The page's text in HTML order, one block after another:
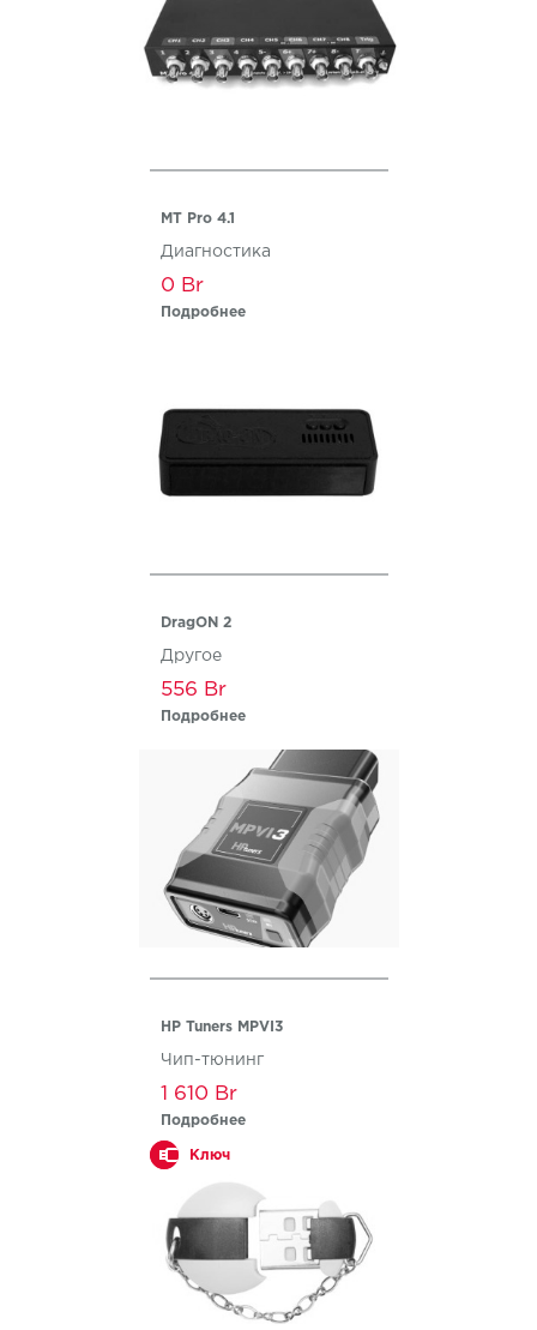
MT Pro 4.1
Диагностика
0
Подробнее
DragON 2
Другое
556
Подробнее
HP Tuners MPVI3
Чип-тюнинг
1 610
Подробнее
Ключ